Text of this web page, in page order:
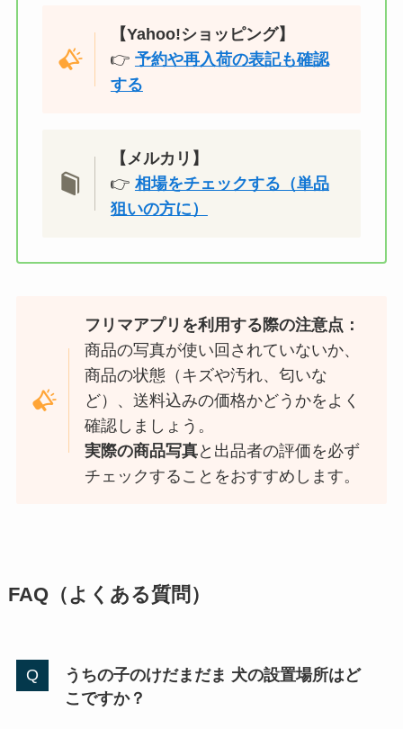
【Yahoo!ショッピング】
👉 予約や再入荷の表記も確認
する
【メルカリ】
👉 相場をチェックする（単品
狙いの方に）
フリマアプリを利用する際の注意点：
商品の写真が使い回されていないか、
商品の状態（キズや汚れ、匂いな
ど）、送料込みの価格かどうかをよく
確認しましょう。
実際の商品写真と出品者の評価を必ず
チェックすることをおすすめします。
FAQ（よくある質問）
うちの子のけだまだま 犬の設置場所はど
こですか？